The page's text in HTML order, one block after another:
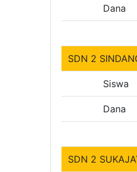
Dana
SDN 2
Siswa
Dana
SDN 2